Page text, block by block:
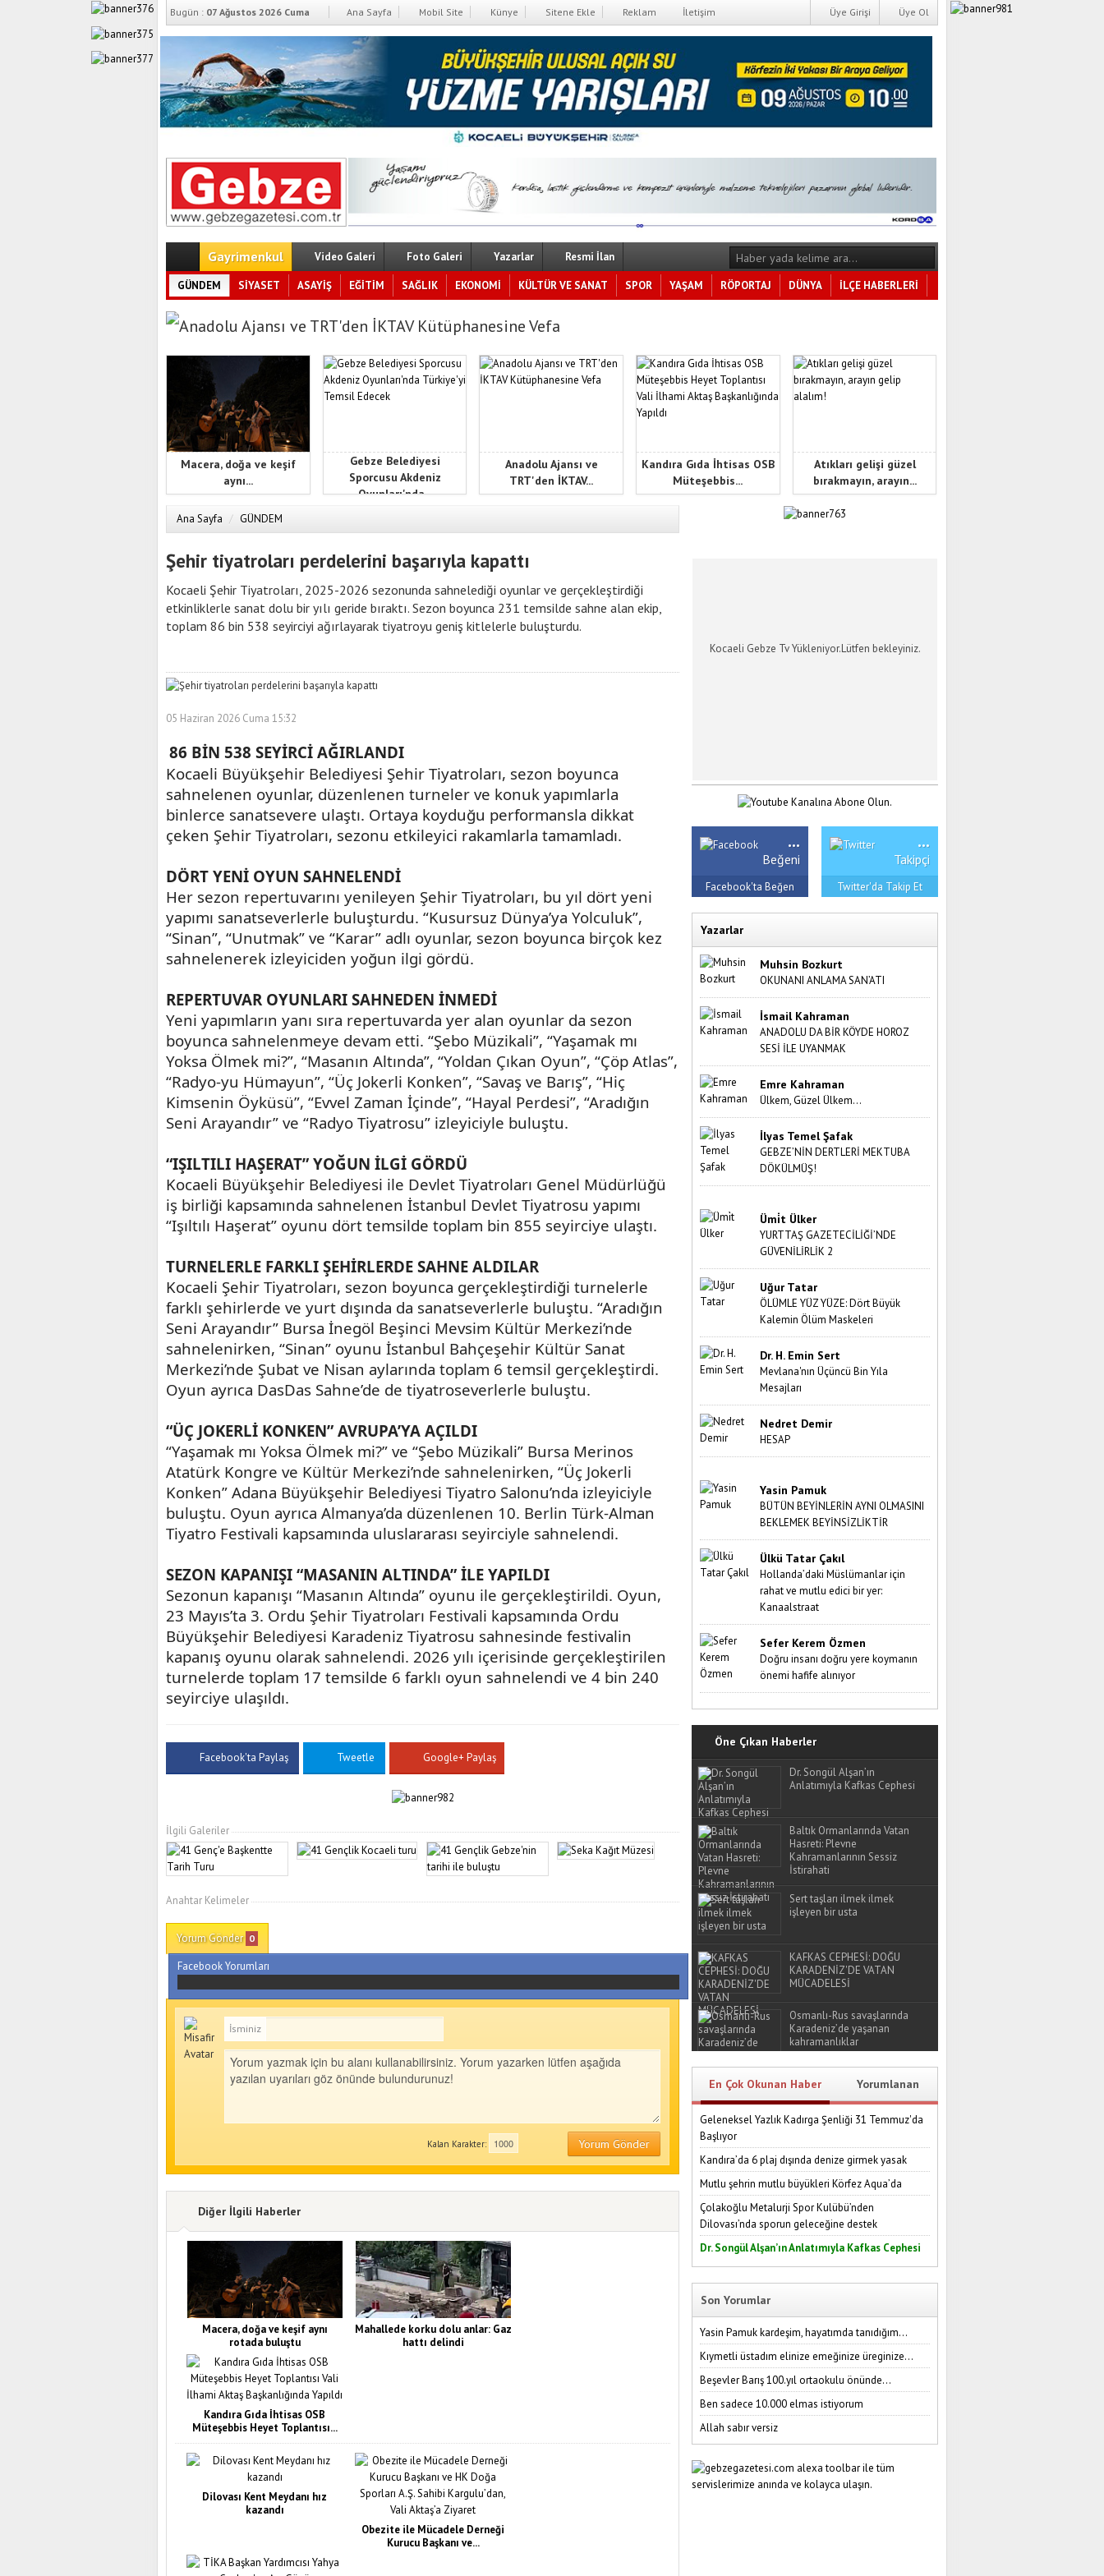
Bugün : 07 Ağustos 2026 Cuma Ana Sayfa Mobil Site Künye Sitene Ekle Reklam İletişim Üye Ol
Üye Girişi
Gayrimenkul Video Galeri Foto Galeri Yazarlar Resmi İlan
GÜNDEM SİYASET ASAYİŞ EĞİTİM SAĞLIK EKONOMİ KÜLTÜR VE SANAT SPOR YAŞAM RÖPORTAJ DÜNYA
İLÇE HABERLERİ
Anadolu Ajansı ve TRT'den İKTAV Kütüphanesine Vefa
Macera, doğa ve keşif
aynı...
Gebze Belediyesi
Sporcusu Akdeniz
Oyunları'nda...
Anadolu Ajansı ve
TRT'den İKTAV...
Kandıra Gıda İhtisas OSB
Müteşebbis...
Atıkları gelişi güzel
bırakmayın, arayın...
Ana Sayfa / GÜNDEM
Şehir tiyatroları perdelerini başarıyla kapattı
Kocaeli Şehir Tiyatroları, 2025-2026 sezonunda sahnelediği oyunlar ve gerçekleştirdiği
etkinliklerle sanat dolu bir yılı geride bıraktı. Sezon boyunca 231 temsilde sahne alan ekip,
toplam 86 bin 538 seyirciyi ağırlayarak tiyatroyu geniş kitlelerle buluşturdu.
05 Haziran 2026 Cuma 15:32
86 BİN 538 SEYİRCİ AĞIRLANDI
Kocaeli Büyükşehir Belediyesi Şehir Tiyatroları, sezon boyunca
sahnelenen oyunlar, düzenlenen turneler ve konuk yapımlarla
binlerce sanatsevere ulaştı. Ortaya koyduğu performansla dikkat
çeken Şehir Tiyatroları, sezonu etkileyici rakamlarla tamamladı.
DÖRT YENİ OYUN SAHNELENDİ
Her sezon repertuvarını yenileyen Şehir Tiyatroları, bu yıl dört yeni
yapımı sanatseverlerle buluşturdu. “Kusursuz Dünya’ya Yolculuk”,
“Sinan”, “Unutmak” ve “Karar” adlı oyunlar, sezon boyunca birçok kez
sahnelenerek izleyiciden yoğun ilgi gördü.
REPERTUVAR OYUNLARI SAHNEDEN İNMEDİ
Yeni yapımların yanı sıra repertuvarda yer alan oyunlar da sezon
boyunca sahnelenmeye devam etti. “Şebo Müzikali”, “Yaşamak mı
Yoksa Ölmek mi?”, “Masanın Altında”, “Yoldan Çıkan Oyun”, “Çöp Atlas”,
“Radyo-yu Hümayun”, “Üç Jokerli Konken”, “Savaş ve Barış”, “Hiç
Kimsenin Öyküsü”, “Evvel Zaman İçinde”, “Hayal Perdesi”, “Aradığın
Seni Arayandır” ve “Radyo Tiyatrosu” izleyiciyle buluştu.
“IŞILTILI HAŞERAT” YOĞUN İLGİ GÖRDÜ
Kocaeli Büyükşehir Belediyesi ile Devlet Tiyatroları Genel Müdürlüğü
iş birliği kapsamında sahnelenen İstanbul Devlet Tiyatrosu yapımı
“Işıltılı Haşerat” oyunu dört temsilde toplam bin 855 seyirciye ulaştı.
TURNELERLE FARKLI ŞEHİRLERDE SAHNE ALDILAR
Kocaeli Şehir Tiyatroları, sezon boyunca gerçekleştirdiği turnelerle
farklı şehirlerde ve yurt dışında da sanatseverlerle buluştu. “Aradığın
Seni Arayandır” Bursa İnegöl Beşinci Mevsim Kültür Merkezi’nde
sahnelenirken, “Sinan” oyunu İstanbul Bahçeşehir Kültür Sanat
Merkezi’nde Şubat ve Nisan aylarında toplam 6 temsil gerçekleştirdi.
Oyun ayrıca DasDas Sahne’de de tiyatroseverlerle buluştu.
“ÜÇ JOKERLİ KONKEN” AVRUPA’YA AÇILDI
“Yaşamak mı Yoksa Ölmek mi?” ve “Şebo Müzikali” Bursa Merinos
Atatürk Kongre ve Kültür Merkezi’nde sahnelenirken, “Üç Jokerli
Konken” Adana Büyükşehir Belediyesi Tiyatro Salonu’nda izleyiciyle
buluştu. Oyun ayrıca Almanya’da düzenlenen 10. Berlin Türk-Alman
Tiyatro Festivali kapsamında uluslararası seyirciyle sahnelendi.
SEZON KAPANIŞI “MASANIN ALTINDA” İLE YAPILDI
Sezonun kapanışı “Masanın Altında” oyunu ile gerçekleştirildi. Oyun,
23 Mayıs’ta 3. Ordu Şehir Tiyatroları Festivali kapsamında Ordu
Büyükşehir Belediyesi Karadeniz Tiyatrosu sahnesinde festivalin
kapanış oyunu olarak sahnelendi. 2026 yılı içerisinde gerçekleştirilen
turnelerde toplam 17 temsilde 6 farklı oyun sahnelendi ve 4 bin 240
seyirciye ulaşıldı.
Facebook'ta Paylaş Tweetle Google+ Paylaş
İlgili Galeriler
Anahtar Kelimeler
Yorum Gönder 0
Facebook Yorumları
İsminiz
Yorum Gönder
Kalan Karakter:
Diğer İlgili Haberler
Macera, doğa ve keşif aynı
rotada buluştu
Mahallede korku dolu anlar: Gaz
hattı delindi
Kandıra Gıda İhtisas OSB
Müteşebbis Heyet Toplantısı...
Dilovası Kent Meydanı hız
kazandı
Obezite ile Mücadele Derneği
Kurucu Başkanı ve...
Kocaeli Gebze Tv Yükleniyor.Lütfen bekleyiniz.
...
Beğeni
Facebook'ta Beğen
...
Takipçi
Twitter'da Takip Et
Yazarlar
Muhsin Bozkurt
OKUNANI ANLAMA SAN’ATI
İsmail Kahraman
ANADOLU DA BİR KÖYDE HOROZ
SESİ İLE UYANMAK
Emre Kahraman
Ülkem, Güzel Ülkem…
İlyas Temel Şafak
GEBZE’NİN DERTLERİ MEKTUBA
DÖKÜLMÜŞ!
Ümi̇t Ülker
YURTTAŞ GAZETECİLİĞİ’NDE
GÜVENİLİRLİK 2
Uğur Tatar
ÖLÜMLE YÜZ YÜZE: Dört Büyük
Kalemin Ölüm Maskeleri
Dr. H. Emin Sert
Mevlana'nın Üçüncü Bin Yıla
Mesajları
Nedret Demir
HESAP
Yasin Pamuk
BÜTÜN BEYİNLERİN AYNI OLMASINI
BEKLEMEK BEYİNSİZLİKTİR
Ülkü Tatar Çakıl
Hollanda’daki Müslümanlar için
rahat ve mutlu edici bir yer:
Kanaalstraat
Sefer Kerem Özmen
Doğru insanı doğru yere koymanın
önemi hafife alınıyor
Öne Çıkan Haberler
Dr. Songül Alşan’ın
Anlatımıyla Kafkas Cephesi
Baltık Ormanlarında Vatan
Hasreti: Plevne
Kahramanlarının Sessiz
İstirahati
Sert taşları ilmek ilmek
işleyen bir usta
KAFKAS CEPHESİ: DOĞU
KARADENİZ'DE VATAN
MÜCADELESİ
Osmanlı-Rus savaşlarında
Karadeniz’de yaşanan
kahramanlıklar
En Çok Okunan Haber Yorumlanan
Geleneksel Yazlık Kadırga Şenliği 31 Temmuz'da
Başlıyor
Kandıra’da 6 plaj dışında denize girmek yasak
Mutlu şehrin mutlu büyükleri Körfez Aqua’da
Çolakoğlu Metalurji Spor Kulübü’nden
Dilovası’nda sporun geleceğine destek
Dr. Songül Alşan’ın Anlatımıyla Kafkas Cephesi
Son Yorumlar
Yasin Pamuk kardeşim, hayatımda tanıdığım...
Kıymetli üstadım elinize emeğinize üreginize...
Beşevler Barış 100.yıl ortaokulu önünde...
Ben sadece 10.000 elmas istiyorum
Allah sabır versiz